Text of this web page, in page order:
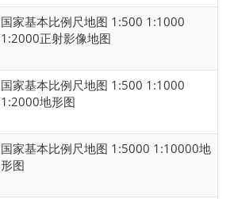
国家基本比例尺地图 1:500 1:1000
1:2000正射影像地图
国家基本比例尺地图 1:500 1:1000
1:2000地形图
国家基本比例尺地图 1:5000 1:10000地
形图